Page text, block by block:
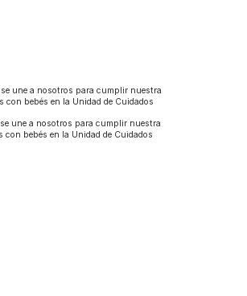
une a nosotros para cumplir nuestra
bebés en la Unidad de Cuidados
une a nosotros para cumplir nuestra
bebés en la Unidad de Cuidados